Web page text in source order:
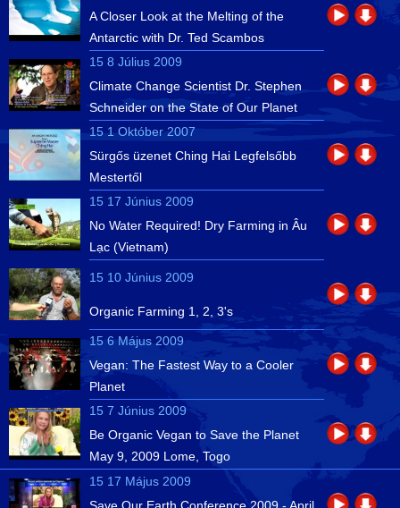
A Closer Look at the Melting of the
Antarctic with Dr. Ted Scambos
15 8 Július 2009
Climate Change Scientist Dr. Stephen
Schneider on the State of Our Planet
15 1 Október 2007
Sürgős üzenet Ching Hai Legfelsőbb
Mestertől
15 17 Június 2009
No Water Required! Dry Farming in Âu
Lạc (Vietnam)
15 10 Június 2009
Organic Farming 1, 2, 3's
15 6 Május 2009
Vegan: The Fastest Way to a Cooler
Planet
15 7 Június 2009
Be Organic Vegan to Save the Planet
May 9, 2009 Lome, Togo
15 17 Május 2009